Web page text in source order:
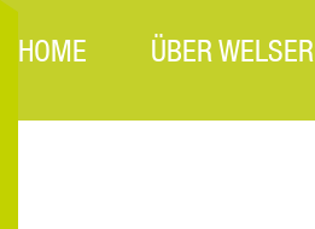
HOME ÜBER WELSER